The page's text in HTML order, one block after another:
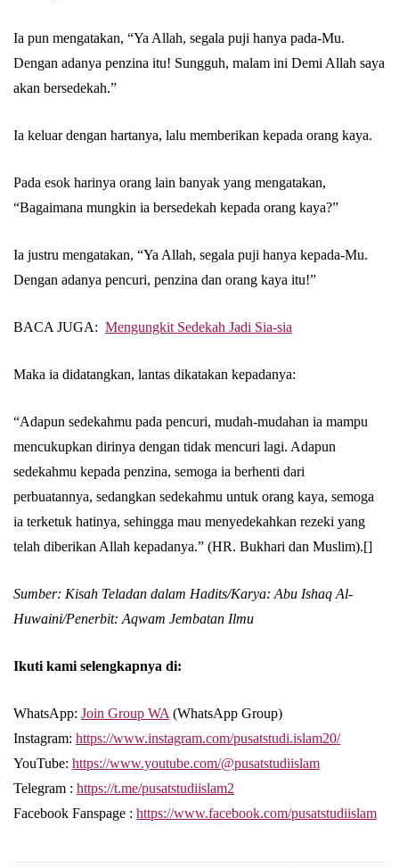
Ia pun mengatakan, “Ya Allah, segala puji hanya pada-Mu.
Dengan adanya penzina itu! Sungguh, malam ini Demi Allah saya
akan bersedekah.”
Ia keluar dengan hartanya, lalu memberikan kepada orang kaya.
Pada esok harinya orang lain banyak yang mengatakan,
“Bagaimana mungkin ia bersedekah kepada orang kaya?”
Ia justru mengatakan, “Ya Allah, segala puji hanya kepada-Mu.
Dengan adanya pencuri, penzina dan orang kaya itu!”
BACA JUGA: Mengungkit Sedekah Jadi Sia-sia
Maka ia didatangkan, lantas dikatakan kepadanya:
“Adapun sedekahmu pada pencuri, mudah-mudahan ia mampu
mencukupkan dirinya dengan tidak mencuri lagi. Adapun
sedekahmu kepada penzina, semoga ia berhenti dari
perbuatannya, sedangkan sedekahmu untuk orang kaya, semoga
ia terketuk hatinya, sehingga mau menyedekahkan rezeki yang
telah diberikan Allah kepadanya.” (HR. Bukhari dan Muslim).[]
Sumber: Kisah Teladan dalam Hadits/Karya: Abu Ishaq Al-
Huwaini/Penerbit: Aqwam Jembatan Ilmu
Ikuti kami selengkapnya di:
WhatsApp: Join Group WA (WhatsApp Group)
Instagram: https://www.instagram.com/pusatstudi.islam20/
YouTube: https://www.youtube.com/@pusatstudiislam
Telegram : https://t.me/pusatstudiislam2
Facebook Fanspage : https://www.facebook.com/pusatstudiislam